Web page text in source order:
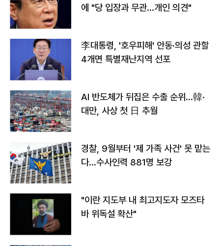
에 "당 입장과 무관…개인 의견"
李대통령, '호우피해' 안동·의성 관할
4개면 특별재난지역 선포
AI 반도체가 뒤집은 수출 순위…韓·
대만, 사상 첫 日 추월
경찰, 9월부터 '제 가족 사건' 못 맡는
다…수사인력 881명 보강
"이란 지도부 내 최고지도자 모즈타
바 위독설 확산"